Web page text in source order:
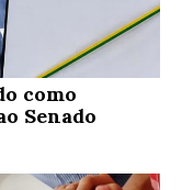
como
Senado